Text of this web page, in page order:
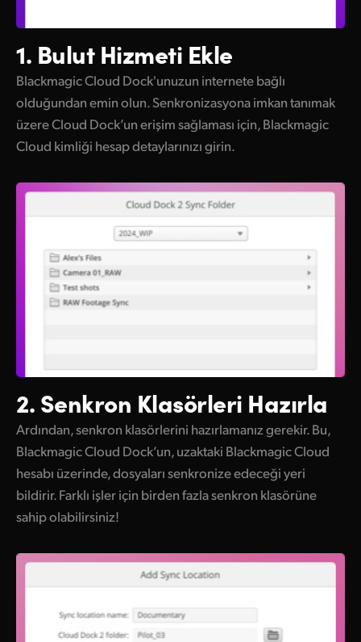
1. BulutHizmeti Ekle
Blackmagic Cloud Dock'unuzun internete bağlı
olduğundan emin olun. Senkronizasyona imkan tanımak
üzere Cloud Dock’un erişim sağlaması için, Blackmagic
Cloud kimliği hesap detaylarınızı girin.
2. Senkron Klasörleri Hazırla
Ardından, senkron klasörlerini hazırlamanız gerekir. Bu,
Blackmagic Cloud Dock’un, uzaktaki Blackmagic Cloud
hesabı üzerinde, dosyaları senkronize edeceği yeri
bildirir. Farklı işler için birden fazla senkron klasörüne
sahip olabilirsiniz!